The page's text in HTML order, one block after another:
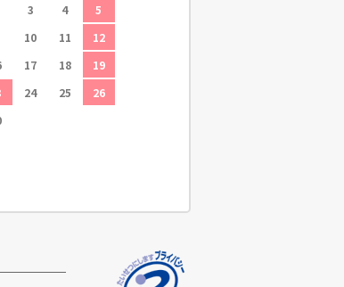
3 4
5
10 11
12
17 18
19
24 25
26